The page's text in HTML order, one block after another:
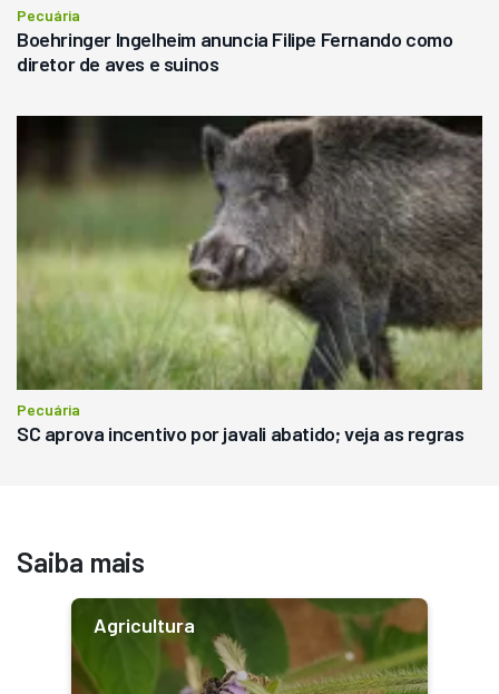
Pecuária
Boehringer Ingelheim anuncia Filipe Fernando como
diretor de aves e suinos
Pecuária
SC aprova incentivo por javali abatido; veja as regras
Saiba mais
Agricultura